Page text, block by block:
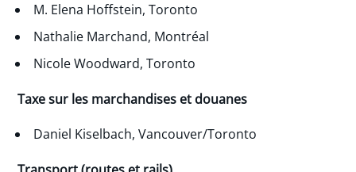
M. Elena Hoffstein, Toronto
Nathalie Marchand, Montréal
Nicole Woodward, Toronto
Taxe sur les marchandises et douanes
Daniel Kiselbach, Vancouver/Toronto